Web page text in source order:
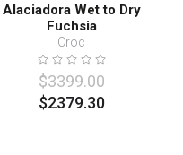
Alaciadora Wet to Dry
Fuchsia
Croc
$3399.00
$2379.30